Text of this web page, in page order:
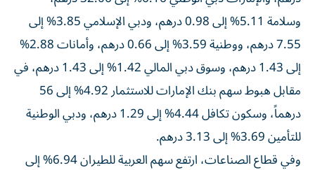
وسلامة 5.11% إلى 0.98 درهم، ودبي الإسلامي 3.85% إلى
7.55 درهم، ووطنية 3.59% إلى 0.66 درهم، وأمانات 2.88%
إلى 1.43 درهم، وسوق دبي المالي 1.42% إلى 1.43 درهم، في
مقابل هبوط سهم بنك الإمارات للاستثمار 4.92% إلى 56
درهماً، وسكون تكافل 4.44% إلى 1.29 درهم، ودبي الوطنية
للتأمين 3.69% إلى 3.13 درهم.
وفي قطاع الصناعات، ارتفع سهم العربية للطيران 6.94% إلى